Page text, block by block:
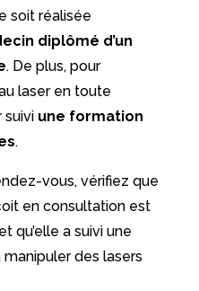
soit réalisée
diplômé d’un
. De plus, pour
laser en toute
suivi une formation
.
vous, vérifiez que
en consultation est
qu’elle a suivi une
manipuler des lasers